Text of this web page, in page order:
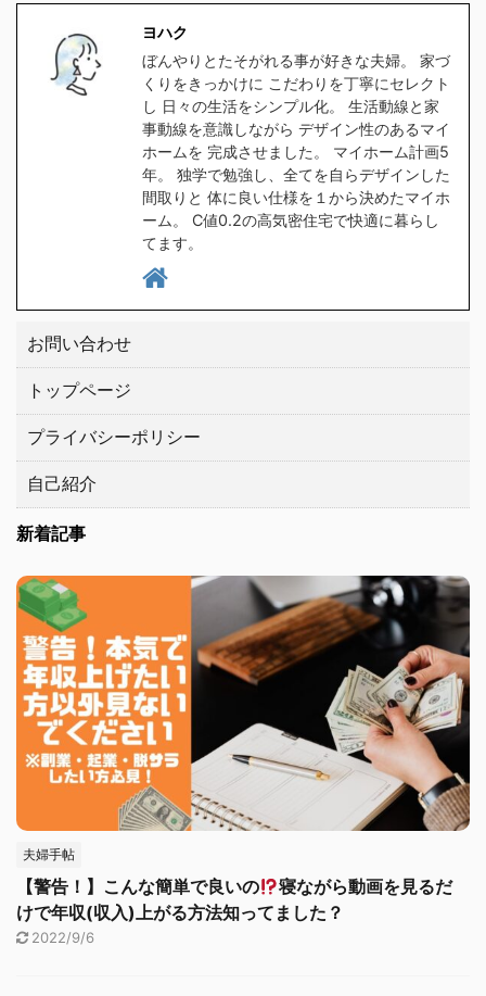
食洗器対応の水筒を探し
たのですが、意外と種類
が無く苦戦しました。
1時間程スマホをポチポ
チして探した所、大手ブ
ランドの中から２つ見つ
けましたので、皆さんに
もご紹介したい ...
い。 クリックしてプラン
を貰う。 高気密住宅と
は ヨハク簡単に言うと
スキマの無い家です 普
通に ...
ヨハク
ぼんやりとたそがれる事が好きな夫婦。 家づ
くりをきっかけに こだわりを丁寧にセレクト
し 日々の生活をシンプル化。 生活動線と家
事動線を意識しながら デザイン性のあるマイ
ホームを 完成させました。 マイホーム計画5
年。 独学で勉強し、全てを自らデザインした
間取りと 体に良い仕様を１から決めたマイホ
ーム。 C値0.2の高気密住宅で快適に暮らし
てます。
お問い合わせ
トップページ
プライバシーポリシー
自己紹介
新着記事
夫婦手帖
【警告！】こんな簡単で良いの
寝ながら動画を見るだ
けで年収(収入)上がる方法知ってました？
2022/9/6